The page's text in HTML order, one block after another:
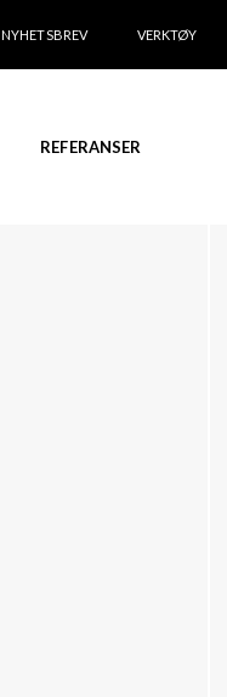
NYHETSBREV VERKTØY
REFERANSER